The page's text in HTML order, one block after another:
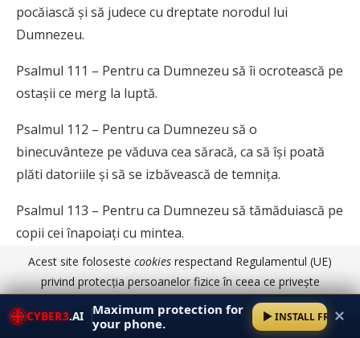
pocăiască și să judece cu dreptate norodul lui
Dumnezeu.
Psalmul 111 – Pentru ca Dumnezeu să îi ocrotească pe
ostașii ce merg la luptă.
Psalmul 112 – Pentru ca Dumnezeu să o
binecuvânteze pe văduva cea săracă, ca să își poată
plăti datoriile și să se izbăvească de temnița.
Psalmul 113 – Pentru ca Dumnezeu să tămăduiască pe
copii cei înapoiați cu mintea.
Psalmul 114 – Pentru ca Dumnezeu să binecuvânteze
și să aline pe copilașii cei săraci, ca să nu fie priviți de
sus de copiii celor bogați și astfel să se deprime.
CYBER3.AI Maximum protection for
your phone.
INSTALL FREE✕
Acest site foloseste cookies respectand Regulamentul (UE)
privind protecția persoanelor fizice în ceea ce privește
prelucrarea datelor cu caracter personal și privind libera
circulație a acestor date.
Detalii aici